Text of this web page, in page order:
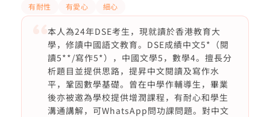
有耐性 有愛心 細心
本人為24年DSE考生，現就讀於香港教育大
學，修讀中國語文教育。DSE成績中文5*（閱
讀5**/寫作5*），中國文學5，數學4。擅長分
析題目並提供思路，提昇中文閱讀及寫作水
平，鞏固數學基礎。曾在中學作輔導生，畢業
後亦被邀為學校提供增潤課程，有耐心和學生
溝通講解，可WhatsApp問功課問題。對中文